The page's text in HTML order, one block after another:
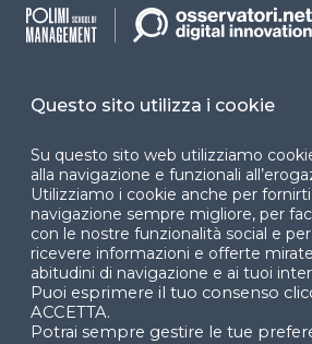
Facebook LinkedIn
YouTube X
Questo sito utilizza i cookie
Su questo sito web utilizziamo
alla navigazione e funzionali
Utilizziamo i cookie anche per fornirti
navigazione sempre migliore, per
con le nostre funzionalità social e
ricevere informazioni e offerte
abitudini di navigazione e ai tuoi
Puoi esprimere il tuo consenso
ACCETTA.
Potrai sempre gestire le tue